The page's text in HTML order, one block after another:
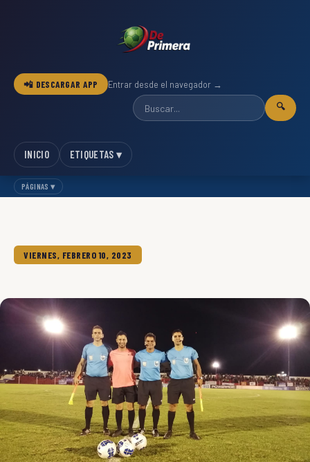
📲 DESCARGAR APP Entrar desde el navegador →
🔍
INICIO ETIQUETAS ▾
PÁGINAS ▾
VIERNES, FEBRERO 10, 2023